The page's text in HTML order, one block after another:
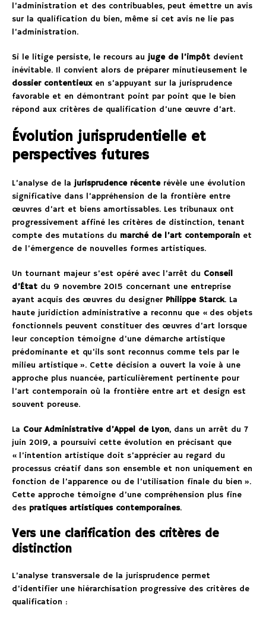
l’administration et des contribuables, peut émettre un avis
sur la qualification du bien, même si cet avis ne lie pas
l’administration.
Si le litige persiste, le recours aujuge de l’impôt devient
inévitable. Il convient alors de préparer minutieusement le
dossier contentieuxen s’appuyant sur la jurisprudence
favorable et en démontrant point par point que le bien
répond aux critères de qualification d’une œuvre d’art.
Évolution jurisprudentielle et
perspectives futures
L’analyse de lajurisprudence récenterévèle une évolution
significative dans l’appréhension de la frontière entre
œuvres d’art et biens amortissables. Les tribunaux ont
progressivement affiné les critères de distinction, tenant
compte des mutations du marché de l’art contemporain et
de l’émergence de nouvelles formes artistiques.
Un tournant majeur s’est opéré avec l’arrêt du Conseil
d’État du 9 novembre 2015 concernant une entreprise
ayant acquis des œuvres du designer Philippe Starck. La
haute juridiction administrative a reconnu que « des objets
fonctionnels peuvent constituer des œuvres d’art lorsque
leur conception témoigne d’une démarche artistique
prédominante et qu’ils sont reconnus comme tels par le
milieu artistique ». Cette décision a ouvert la voie à une
approche plus nuancée, particulièrement pertinente pour
l’art contemporain où la frontière entre art et design est
souvent poreuse.
La Cour Administrative d’Appel de Lyon, dans un arrêt du 7
juin 2019, a poursuivi cette évolution en précisant que
« l’intention artistique doit s’apprécier au regard du
processus créatif dans son ensemble et non uniquement en
fonction de l’apparence ou de l’utilisation finale du bien ».
Cette approche témoigne d’une compréhension plus fine
des pratiques artistiques contemporaines.
Vers une clarification des critères de
distinction
L’analyse transversale de la jurisprudence permet
d’identifier une hiérarchisation progressive des critères de
qualification :